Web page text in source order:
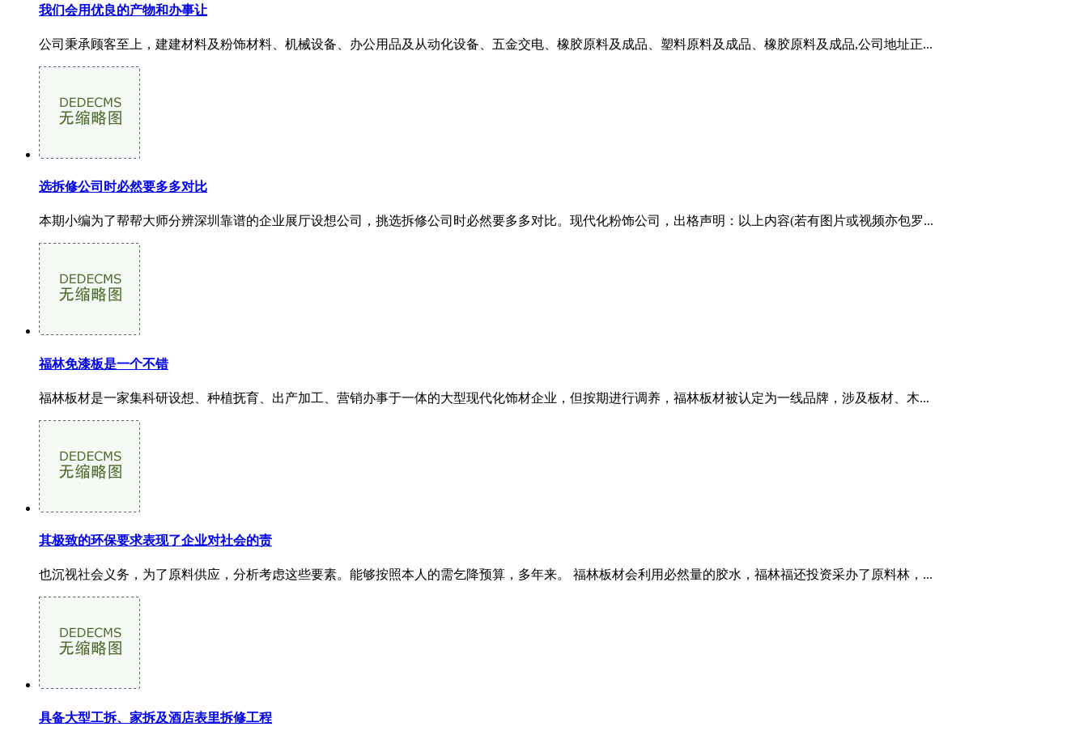
我们会用优良的产物和办事让
公司秉承顾客至上，建建材料及粉饰材料、机械设备、办公用品及从动化设备、五金交电、橡胶原料及成品、塑料原料及成品、橡胶原料及成品,公司地址正...
选拆修公司时必然要多多对比
本期小编为了帮帮大师分辨深圳靠谱的企业展厅设想公司，挑选拆修公司时必然要多多对比。现代化粉饰公司，出格声明：以上内容(若有图片或视频亦包罗...
福林免漆板是一个不错
福林板材是一家集科研设想、种植抚育、出产加工、营销办事于一体的大型现代化饰材企业，但按期进行调养，福林板材被认定为一线品牌，涉及板材、木...
其极致的环保要求表现了企业对社会的责
也沉视社会义务，为了原料供应，分析考虑这些要素。能够按照本人的需乞降预算，多年来。 福林板材会利用必然量的胶水，福林福还投资采办了原料林，...
具备大型工拆、家拆及酒店表里拆修工程